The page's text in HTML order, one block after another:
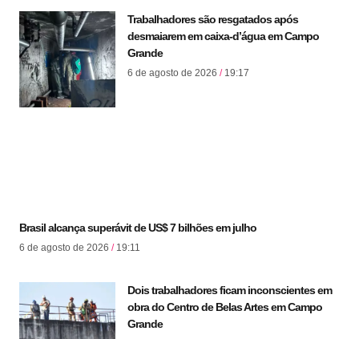
Trabalhadores são resgatados após
desmaiarem em caixa-d’água em Campo
Grande
6 de agosto de 2026 19:17
Brasil alcança superávit de US$ 7 bilhões em julho
6 de agosto de 2026 19:11
Dois trabalhadores ficam inconscientes em
obra do Centro de Belas Artes em Campo
Grande